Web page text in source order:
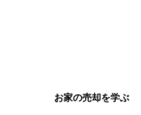
お家の売却を学ぶ